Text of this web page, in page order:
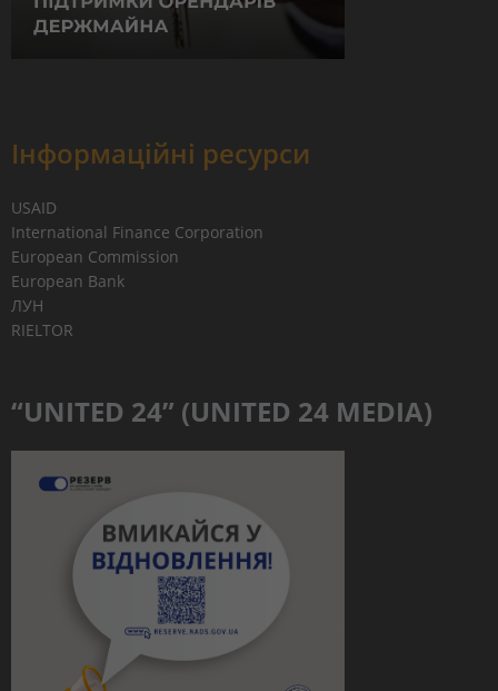
Інформаційні ресурси
USAID
International Finance Corporation
European Commission
European Bank
ЛУН
RIELTOR
“UNITED 24” (UNITED 24 MEDIA)